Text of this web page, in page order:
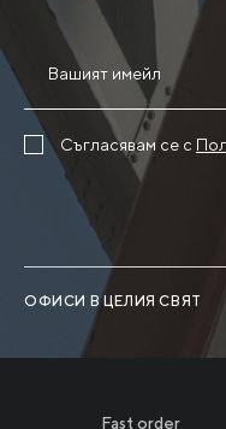
ОФИСИ В ЦЕЛИЯ СВЯТ
Съгласявам се с
Fast order